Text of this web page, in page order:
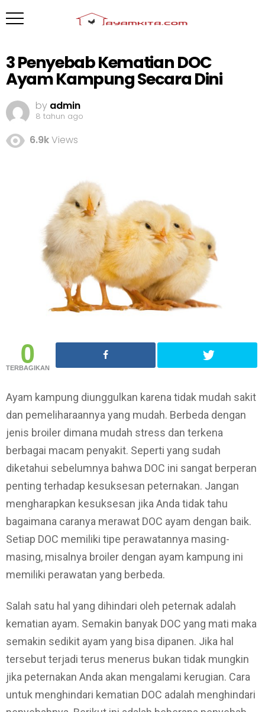
3 Penyebab Kematian DOC
Ayam Kampung Secara Dini
by admin
8 tahun ago
6.9kViews
0
TERBAGIKAN
Ayam kampung diunggulkan karena tidak mudah sakit
dan pemeliharaannya yang mudah. Berbeda dengan
jenis broiler dimana mudah stress dan terkena
berbagai macam penyakit. Seperti yang sudah
diketahui sebelumnya bahwa DOC ini sangat berperan
penting terhadap kesuksesan peternakan. Jangan
mengharapkan kesuksesan jika Anda tidak tahu
bagaimana caranya merawat DOC ayam dengan baik.
Setiap DOC memiliki tipe perawatannya masing-
masing, misalnya broiler dengan ayam kampung ini
memiliki perawatan yang berbeda.
Salah satu hal yang dihindari oleh peternak adalah
kematian ayam. Semakin banyak DOC yang mati maka
semakin sedikit ayam yang bisa dipanen. Jika hal
tersebut terjadi terus menerus bukan tidak mungkin
jika peternakan Anda akan mengalami kerugian. Cara
untuk menghindari kematian DOC adalah menghindari